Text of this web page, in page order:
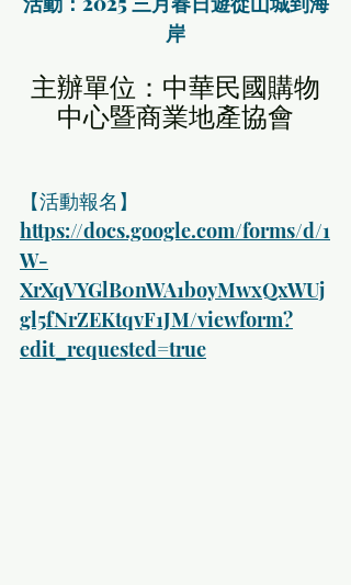
岸
主辦單位：中華民國購物
中心暨商業地產協會
【活動報名】
https://docs.google.com/forms/d/1
W-
XrXqVYGlB0nWA1boyMwxQxWUj
gl5fNrZEKtqvF1JM/viewform?
edit_requested=true